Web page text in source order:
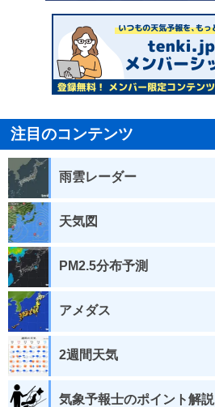
注目のコンテンツ
雨雲レーダー
天気図
PM2.5分布予測
アメダス
2週間天気
気象予報士のポイント解説